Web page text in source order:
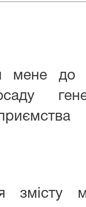
мене до
змісту